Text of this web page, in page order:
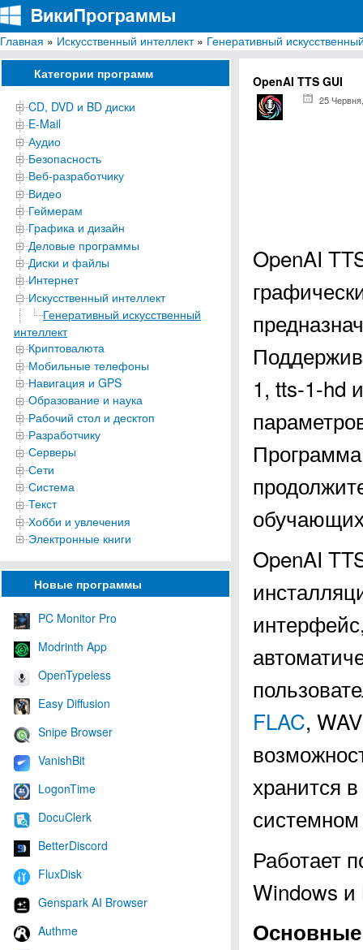
ВикиПрограммы
Энциклопедия бесплатных компьютерных программ для Windows
Главная » Искусственный интеллект» Генеративный
Категории программ
CD, DVD и BD диски
E-Mail
Аудио
Безопасность
Веб-разработчику
Видео
Геймерам
Графика и дизайн
Деловые программы
Диски и файлы
Интернет
Искусственный интеллект
Генеративный искусственный
интеллект
Криптовалюта
Мобильные телефоны
Навигация и GPS
Образование и наука
Рабочий стол и десктоп
Разработчику
Серверы
Сети
Система
Текст
Хобби и увлечения
Электронные книги
Новые программы
PC Monitor Pro
Modrinth App
OpenTypeless
Easy Diffusion
Snipe Browser
VanishBit
LogonTime
DocuClerk
BetterDiscord
FluxDisk
Genspark AI Browser
Authme
OpenAI TTS GUI
25
OpenAI
1, tts-1-hd
OpenAI
FLAC,
хранится
Работает
Windows и
Основные